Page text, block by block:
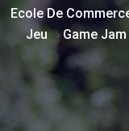
Ecole De
Jeu > Game